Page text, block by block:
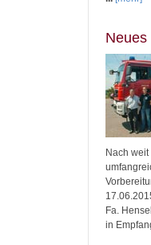
Neues
Nach
Fa.
in